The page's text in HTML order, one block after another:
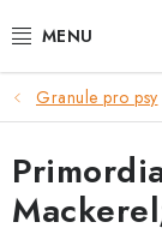
na
POTŘEBY PRO
TAMI
SPORT SE PSEM
Granule pro psy